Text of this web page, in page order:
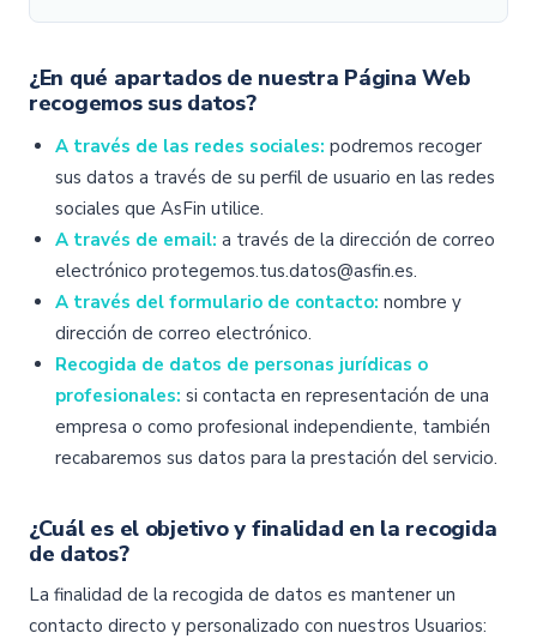
¿En qué apartados de nuestra Página Web
recogemos sus datos?
A través de las redes sociales: podremos recoger
sus datos a través de su perfil de usuario en las redes
sociales que AsFin utilice.
A través de email: a través de la dirección de correo
electrónico protegemos.tus.datos@asfin.es.
A través del formulario de contacto: nombre y
dirección de correo electrónico.
Recogida de datos de personas jurídicas o
profesionales: si contacta en representación de una
empresa o como profesional independiente, también
recabaremos sus datos para la prestación del servicio.
¿Cuál es el objetivo y finalidad en la recogida
de datos?
La finalidad de la recogida de datos es mantener un
contacto directo y personalizado con nuestros Usuarios: